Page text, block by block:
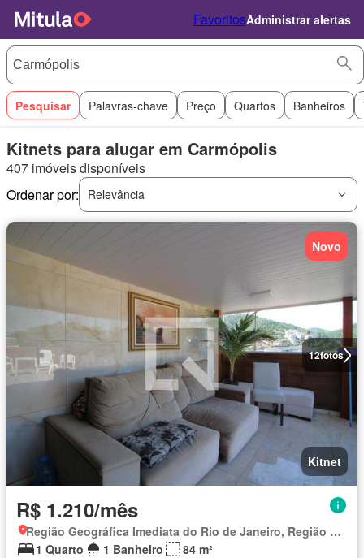
FavoritosAdministrar alertas
Pesquisar Palavras-chave Preço Quartos Banheiros
Kitnets para alugar em Carmópolis
407 imóveis disponíveis
Ordenar por:
Relevância
12fotos
Novo
Kitnet
R$ 1.210/mês
Região Geográfica Imediata do Rio de Janeiro, Região Metropolitana do Rio de Janeiro
1 Quarto
1 Banheiro 84 m²